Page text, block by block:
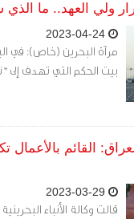
ولي العهد.. ما الذي
مرآة البحرين (خاص): في
بيت الحكم التي تهدف إلى
القائم
قالت وكالة الأنباء